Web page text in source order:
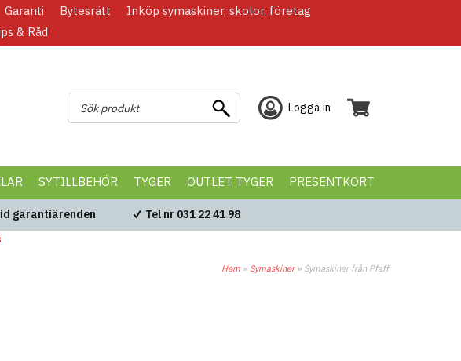
Garanti Bytesrätt
Inköp symaskiner, skolor, företag
& Råd
Logga in
SYTILLBEHÖR TYGER OUTLET TYGER PRESENTKORT
garantiärenden Tel nr 031 22 41 98
Hem » Symaskiner» Symaskiner från Pfaff